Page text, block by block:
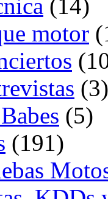
(14)
motor
(3)
(5)
(191)